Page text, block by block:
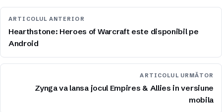
ARTICOLUL ANTERIOR
Hearthstone: Heroes of Warcraft este disponibil pe
Android
ARTICOLUL URMĂTOR
Zynga va lansa jocul Empires & Allies in versiune
mobila